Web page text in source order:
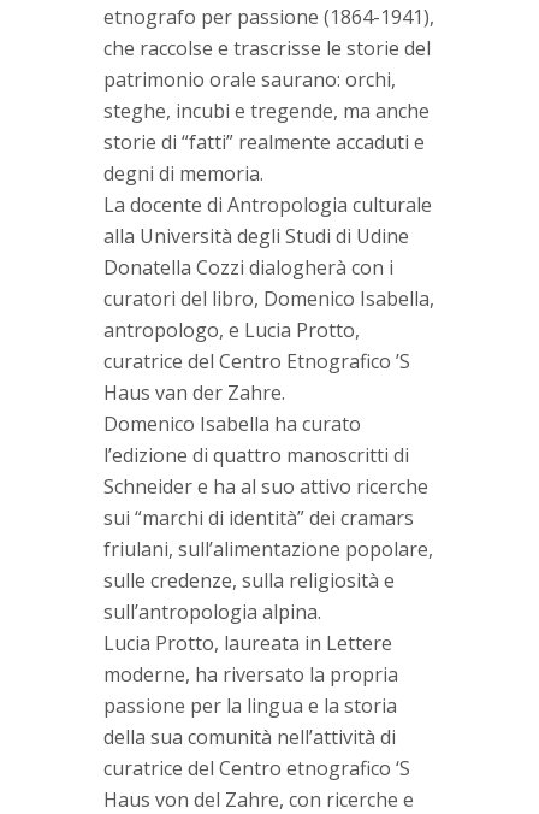
etnografo per passione (1864-1941),
che raccolse e trascrisse le storie del
patrimonio orale saurano: orchi,
steghe, incubi e tregende, ma anche
storie di “fatti” realmente accaduti e
degni di memoria.
La docente di Antropologia culturale
alla Università degli Studi di Udine
Donatella Cozzi dialogherà con i
curatori del libro, Domenico Isabella,
antropologo, e Lucia Protto,
curatrice del Centro Etnografico ’S
Haus van der Zahre.
Domenico Isabella ha curato
l’edizione di quattro manoscritti di
Schneider e ha al suo attivo ricerche
sui “marchi di identità” dei cramars
friulani, sull’alimentazione popolare,
sulle credenze, sulla religiosità e
sull’antropologia alpina.
Lucia Protto, laureata in Lettere
moderne, ha riversato la propria
passione per la lingua e la storia
della sua comunità nell’attività di
curatrice del Centro etnografico ‘S
Haus von del Zahre, con ricerche e